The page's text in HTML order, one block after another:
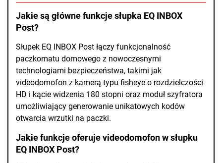
Jakie są główne funkcje słupka EQ INBOX
Post?
Słupek EQ INBOX Post łączy funkcjonalność
paczkomatu domowego z nowoczesnymi
technologiami bezpieczeństwa, takimi jak
videodomofon z kamerą typu fisheye o rozdzielczości
HD i kącie widzenia 180 stopni oraz moduł szyfratora
umożliwiający generowanie unikatowych kodów
otwarcia wrzutki na paczki.
Jakie funkcje oferuje videodomofon w słupku
EQ INBOX Post?